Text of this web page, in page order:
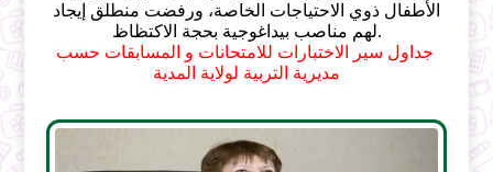
الأطفال ذوي الاحتياجات الخاصة، ورفضت منطلق إيجاد
لهم مناصب بيداغوجية بحجة الاكتظاظ.
جداول سير الاختبارات للامتحانات و المسابقات حسب
مديرية التربية لولاية المدية